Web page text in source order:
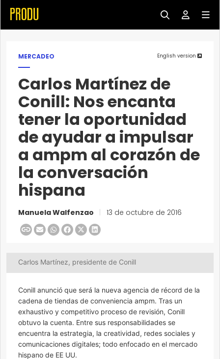
MERCADEO English version
Carlos Martínez de
Conill: Nos encanta
tener la oportunidad
de ayudar a impulsar
a ampm al corazón de
la conversación
hispana
Manuela Walfenzao 13 de octubre de 2016
Carlos Martínez, presidente de Conill
Conill anunció que será la nueva agencia de récord de la
cadena de tiendas de conveniencia ampm. Tras un
exhaustivo y competitivo proceso de revisión, Conill
obtuvo la cuenta. Entre sus responsabilidades se
encuentra la estrategia, la creatividad, redes sociales y
comunicaciones digitales; todo enfocado en el mercado
hispano de EE UU.